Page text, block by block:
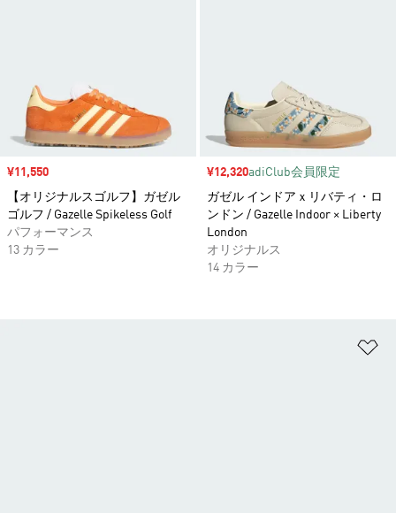
セール価格
¥11,550
【オリジナルスゴルフ】ガゼル
ゴルフ / Gazelle Spikeless Golf
パフォーマンス
13 カラー
セール価格
¥12,320adiClub会員限定
ガゼル インドアｘリバティ・ロ
ンドン / Gazelle Indoor × Liberty
London
オリジナルス
14 カラー